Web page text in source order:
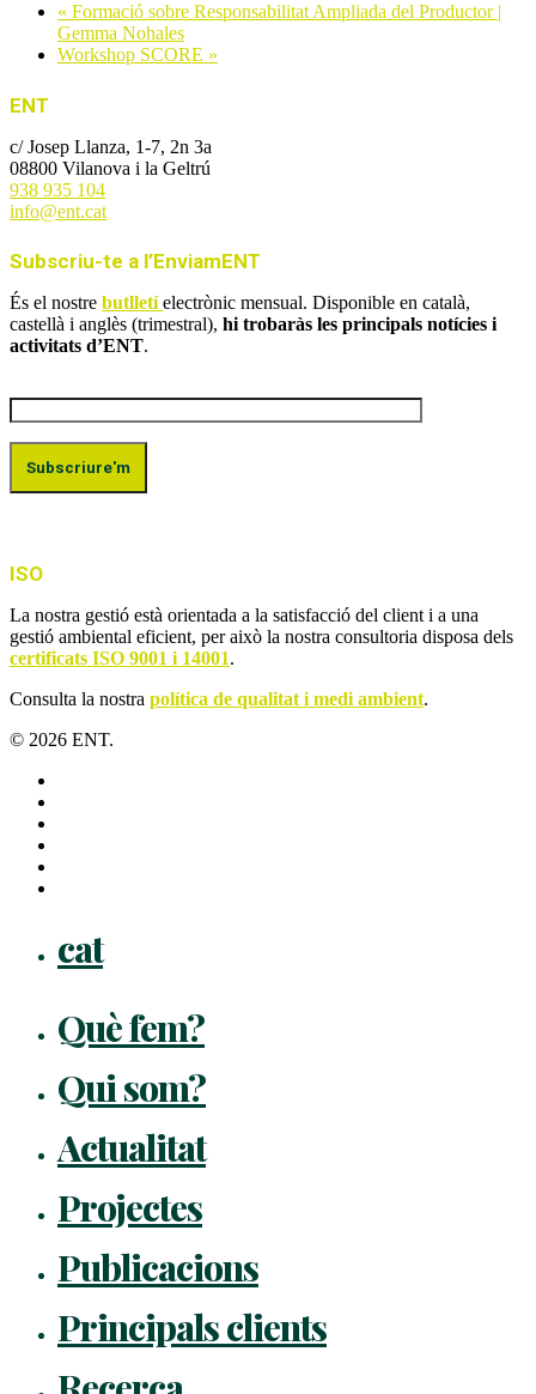
« Formació sobre Responsabilitat Ampliada del Productor |
Gemma Nohales
Workshop SCORE »
ENT
c/ Josep Llanza, 1-7, 2n 3a
08800 Vilanova i la Geltrú
938 935 104
info@ent.cat
Subscriu-te a l’EnviamENT
És el nostre butlletí electrònic mensual. Disponible en català,
castellà i anglès (trimestral), hi trobaràs les principals notícies i
activitats d’ENT.
ISO
La nostra gestió està orientada a la satisfacció del client i a una
gestió ambiental eficient, per això la nostra consultoria disposa dels
certificats ISO 9001 i 14001.
Consulta la nostra política de qualitat i medi ambient.
© 2026 ENT.
cat
Què fem?
Qui som?
Actualitat
Projectes
Publicacions
Principals clients